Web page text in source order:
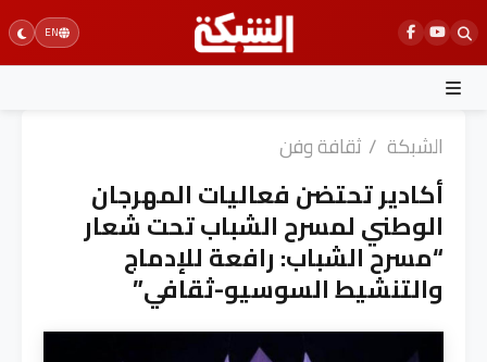
Skip
to
content
EN
الشبكة / ثقافة وفن
أكادير تحتضن فعاليات المهرجان
الوطني لمسرح الشباب تحت شعار
“مسرح الشباب: رافعة للإدماج
والتنشيط السوسيو-ثقافي”